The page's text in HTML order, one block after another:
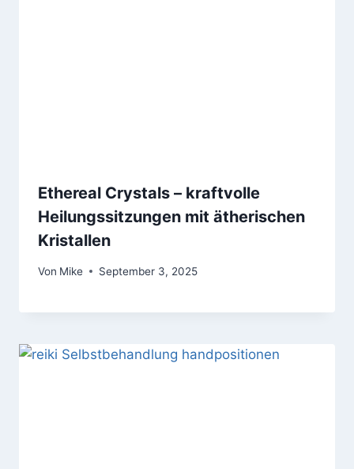
Ethereal Crystals – kraftvolle
Heilungssitzungen mit ätherischen
Kristallen
Von Mike September 3, 2025